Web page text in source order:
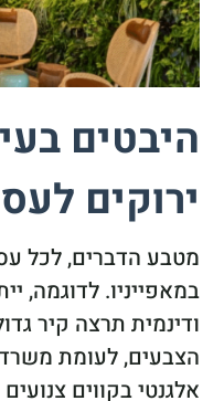
היבטים
ירוקים
מטבע הדברים, לכל
במאפייניו. לדוגמה,
ודינמית תרצה קיר
הצבעים, לעומת
אלגנטי בקווים